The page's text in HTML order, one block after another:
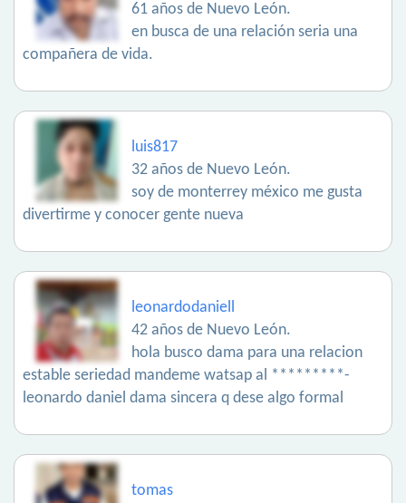
61 años de Nuevo León.
en busca de una relación seria una
compañera de vida.
luis817
32 años de Nuevo León.
soy de monterrey méxico me gusta
divertirme y conocer gente nueva
leonardodaniell
42 años de Nuevo León.
hola busco dama para una relacion
estable seriedad mandeme watsap al *********-
leonardo daniel dama sincera q dese algo formal
tomas